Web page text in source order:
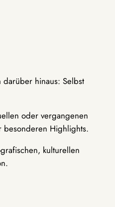
hinaus: Selbst
oder vergangenen
besonderen Highlights.
kulturellen